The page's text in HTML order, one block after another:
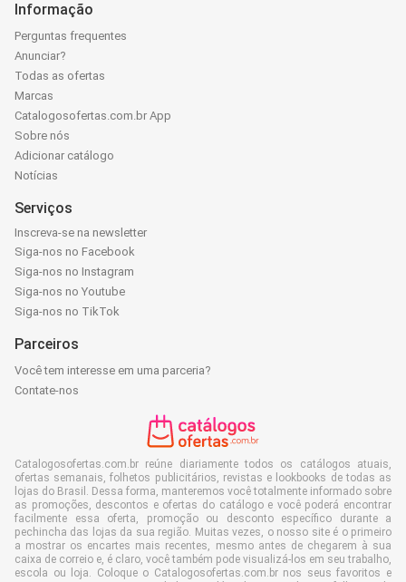
Informação
Perguntas frequentes
Anunciar?
Todas as ofertas
Marcas
Catalogosofertas.com.br App
Sobre nós
Adicionar catálogo
Notícias
Serviços
Inscreva-se na newsletter
Siga-nos no Facebook
Siga-nos no Instagram
Siga-nos no Youtube
Siga-nos no TikTok
Parceiros
Você tem interesse em uma parceria?
Contate-nos
Catalogosofertas.com.br reúne diariamente todos os catálogos atuais,
ofertas semanais, folhetos publicitários, revistas e lookbooks de todas as
lojas do Brasil. Dessa forma, manteremos você totalmente informado sobre
as promoções, descontos e ofertas do catálogo e você poderá encontrar
facilmente essa oferta, promoção ou desconto específico durante a
pechincha das lojas da sua região. Muitas vezes, o nosso site é o primeiro
a mostrar os encartes mais recentes, mesmo antes de chegarem à sua
caixa de correio e, é claro, você também pode visualizá-los em seu trabalho,
escola ou loja. Coloque o Catalogosofertas.com.br nos seus favoritos e